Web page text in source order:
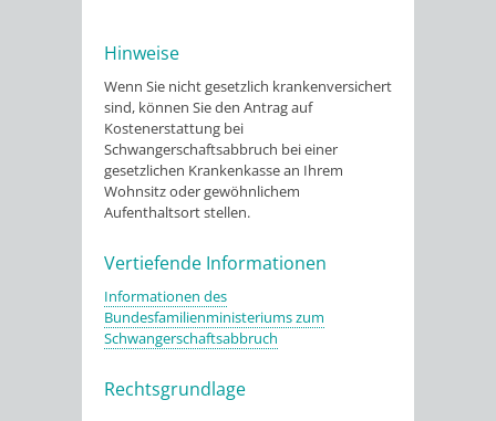
Hinweise
Wenn Sie nicht gesetzlich krankenversichert
sind, können Sie den Antrag auf
Kostenerstattung bei
Schwangerschaftsabbruch bei einer
gesetzlichen Krankenkasse an Ihrem
Wohnsitz oder gewöhnlichem
Aufenthaltsort stellen.
Vertiefende Informationen
Informationen des
Bundesfamilienministeriums zum
Schwangerschaftsabbruch
Rechtsgrundlage